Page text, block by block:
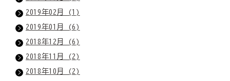
2019年02月 (1)
2019年01月 (6)
2018年12月 (6)
2018年11月 (2)
2018年10月 (2)